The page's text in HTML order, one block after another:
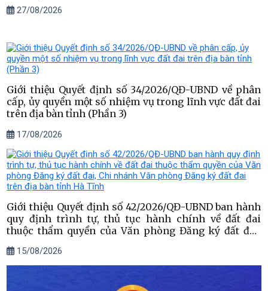
27/08/2026
Giới thiệu Quyết định số 34/2026/QĐ-UBND về phân
cấp, ủy quyền một số nhiệm vụ trong lĩnh vực đất đai
trên địa bàn tỉnh (Phần 3)
17/08/2026
Giới thiệu Quyết định số 42/2026/QĐ-UBND ban hành
quy định trình tự, thủ tục hành chính về đất đai
thuộc thẩm quyền của Văn phòng Đăng ký đất đai,
tỉnh Hà Tĩnh
15/08/2026